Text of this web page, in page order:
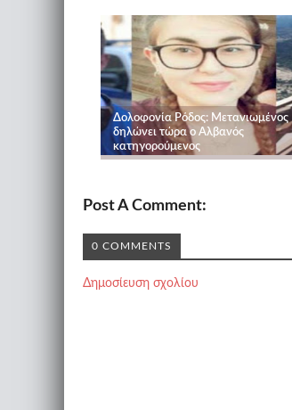
Δολοφονία Ρόδος: Μετανιωμένος
δηλώνει τώρα ο Αλβανός
κατηγορούμενος
Post A Comment:
0 COMMENTS
Δημοσίευση σχολίου